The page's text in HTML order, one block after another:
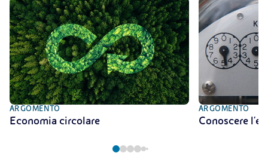
ARGOMENTO
Economia circolare
ARGOMENTO
Conoscere